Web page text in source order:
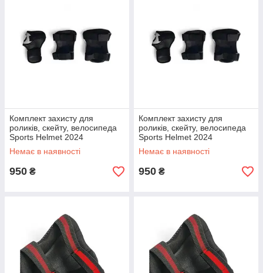
Комплект захисту для
роликів, скейту, велосипеда
Sports Helmet 2024
Немає в наявності
950 ₴
Комплект захисту для
роликів, скейту, велосипеда
Sports Helmet 2024
Немає в наявності
950 ₴